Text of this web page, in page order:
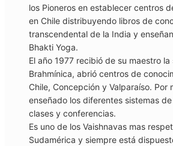
los Pioneros en establecer centros
en Chile distribuyendo libros de
transcendental de la India y
Bhakti Yoga.
El año 1977 recibió de su maestro
Brahmínica, abrió centros de
Chile, Concepción y Valparaíso. Por
enseñado los diferentes sistemas
clases y conferencias.
Es uno de los Vaishnavas mas
Sudamérica y siempre está